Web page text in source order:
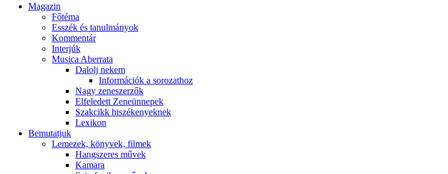
Magazin
Főtéma
Esszék és tanulmányok
Kommentár
Interjúk
Musica Aberrata
Dalolj nekem
Információk a sorozathoz
Nagy zeneszerzők
Elfeledett Zeneünnepek
Szakcikk hiszékenyeknek
Lexikon
Bemutatjuk
Lemezek, könyvek, filmek
Hangszeres művek
Kamara